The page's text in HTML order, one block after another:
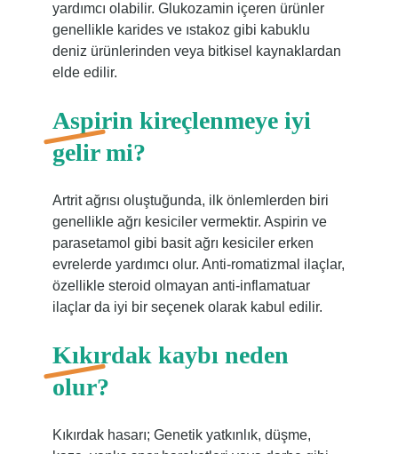
yardımcı olabilir. Glukozamin içeren ürünler
genellikle karides ve ıstakoz gibi kabuklu
deniz ürünlerinden veya bitkisel kaynaklardan
elde edilir.
Aspirin kireçlenmeye iyi
gelir mi?
Artrit ağrısı oluştuğunda, ilk önlemlerden biri
genellikle ağrı kesiciler vermektir. Aspirin ve
parasetamol gibi basit ağrı kesiciler erken
evrelerde yardımcı olur. Anti-romatizmal ilaçlar,
özellikle steroid olmayan anti-inflamatuar
ilaçlar da iyi bir seçenek olarak kabul edilir.
Kıkırdak kaybı neden
olur?
Kıkırdak hasarı; Genetik yatkınlık, düşme,